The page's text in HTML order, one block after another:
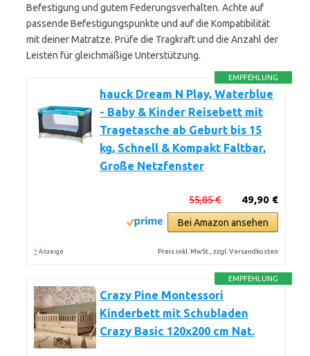
Befestigung und gutem Federungsverhalten. Achte auf
passende Befestigungspunkte und auf die Kompatibilität
mit deiner Matratze. Prüfe die Tragkraft und die Anzahl der
Leisten für gleichmäßige Unterstützung.
EMPFEHLUNG
hauck Dream N Play, Waterblue
- Baby & Kinder Reisebett mit
Tragetasche ab Geburt bis 15
kg, Schnell & Kompakt Faltbar,
Große Netzfenster
49,90 €
55,85 €
Bei Amazon ansehen
* Anzeige Preis inkl. MwSt., zzgl. Versandkosten
EMPFEHLUNG
Crazy Pine Montessori
Kinderbett mit Schubladen
Crazy Basic 120x200 cm Nat.